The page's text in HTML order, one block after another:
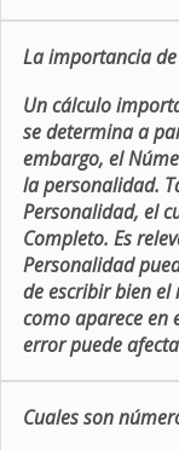
La importancia
Un cálculo
se determina a
embargo, el
la personalidad.
Personalidad, el
Completo. Es
Personalidad
de escribir bien
como aparece en
error puede
Cuales son